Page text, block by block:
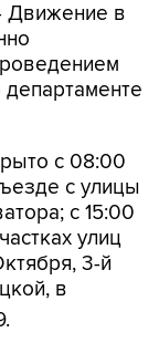
Движение в
с 08:00
с улицы
с 15:00
улиц
3-й
в